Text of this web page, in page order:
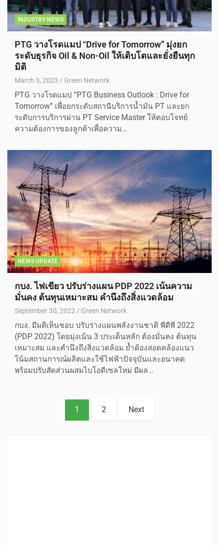
INDUSTRY NEWS
PTG วางโรดแมป “Drive for Tomorrow” มุ่งยก
ระดับธุรกิจ Oil & Non-Oil ให้เติบโตและยั่งยืนทุก
มิติ
March 3, 2023 Green Network
PTG วางโรดแมป “PTG Business Outlook : Drive for
Tomorrow” เพื่อยกระดับสถานีบริการน้ำมัน PT และยก
ระดับการบริการผ่าน PT Service Master ให้ตอบโจทย์
ความต้องการของลูกค้าเพื่อความ…
NEWS UPDATE
กบง. ไฟเขียว ปรับร่างแผน PDP 2022 เน้นความ
มั่นคง ต้นทุนเหมาะสม คำนึงถึงสิ่งแวดล้อม
September 30, 2022 Green Network
กบง. มีมติเห็นชอบ ปรับร่างแผนพลังงานชาติ พีดีพี 2022
(PDP 2022) โดยมุ่งเน้น 3 ประเด็นหลัก ต้องมั่นคง ต้นทุน
เหมาะสม และคำนึงถึงสิ่งแวดล้อม ย้ำต้องสอดคล้องแนว
โน้มสถานการณ์ผลิตและใช้ไฟฟ้าปัจจุบันและอนาคต
พร้อมปรับสัดส่วนผสมไบโอดีเซลใหม่ มีผล…
1 2 Next